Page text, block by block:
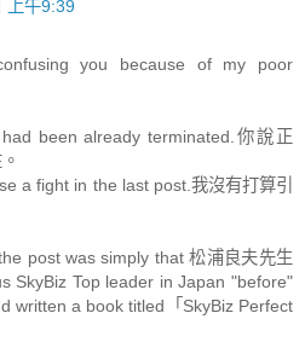
上午9:39
you because of my poor
been already terminated.你說正
a fight in the last post.我沒有打算引
post was simply that 松浦良夫先生
SkyBiz Top leader in Japan "before"
written a book titled「SkyBiz Perfect